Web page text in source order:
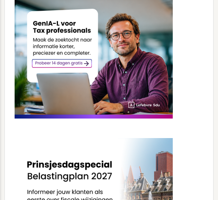
Sidebar